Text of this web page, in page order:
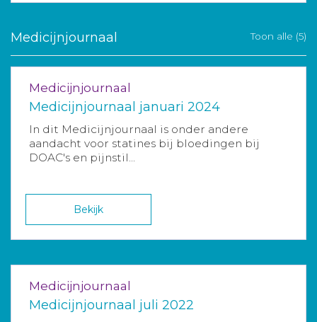
Medicijnjournaal Toon alle (5)
Medicijnjournaal
Medicijnjournaal januari 2024
In dit Medicijnjournaal is onder andere
aandacht voor statines bij bloedingen bij
DOAC's en pijnstil...
Bekijk
Medicijnjournaal
Medicijnjournaal juli 2022